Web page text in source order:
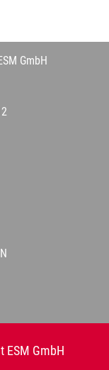
GmbH
ESM GmbH